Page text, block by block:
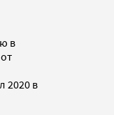
в
2020 в